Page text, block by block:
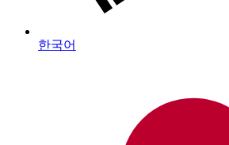
한국어